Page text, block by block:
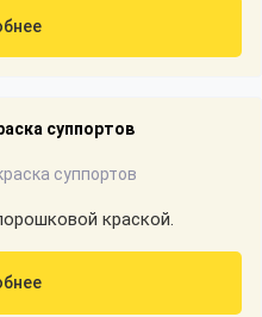
суппортов
краской.